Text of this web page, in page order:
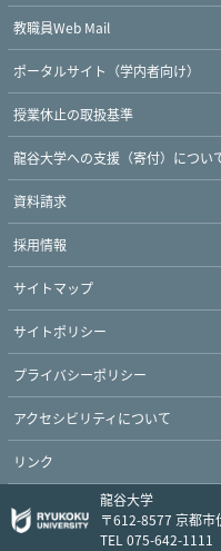
教職員Web Mail
ポータルサイト（学内者向け）
授業休止の取扱基準
龍谷大学への支援（寄付）につい
資料請求
採用情報
サイトマップ
サイトポリシー
プライバシーポリシー
アクセシビリティについて
リンク
龍谷大学
〒612-8577 京都市
TEL 075-642-